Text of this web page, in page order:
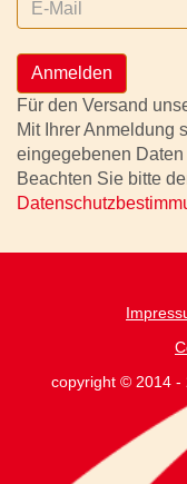
Anmelden
Für den Versand
Mit Ihrer Anmeldung
eingegebenen
Beachten Sie bitte
copyright © 2014 -